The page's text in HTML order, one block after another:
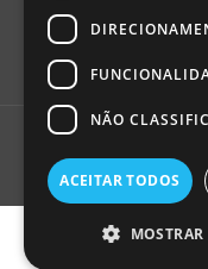
1999 - 2026
NÃO
ACEITAR TODOS